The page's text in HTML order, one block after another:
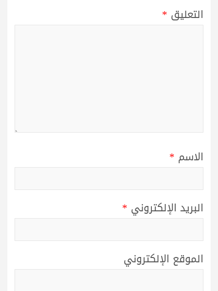
التعليق *
الاسم *
البريد الإلكتروني *
الموقع الإلكتروني